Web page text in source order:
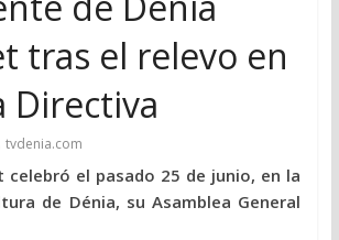
tras el relevo en
Directiva
tvdenia.com
celebró el pasado 25 de junio, en la
de Dénia, su Asamblea General